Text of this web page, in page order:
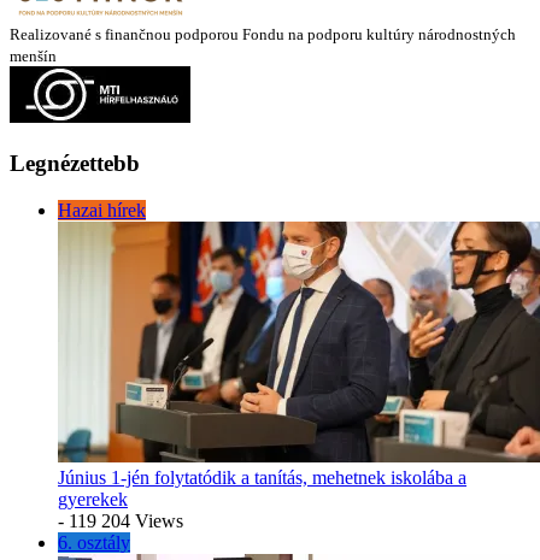
Realizované s finančnou podporou Fondu na podporu kultúry národnostných
menšín
Legnézettebb
Hazai hírek
Június 1-jén folytatódik a tanítás, mehetnek iskolába a
gyerekek
- 119 204 Views
6. osztály